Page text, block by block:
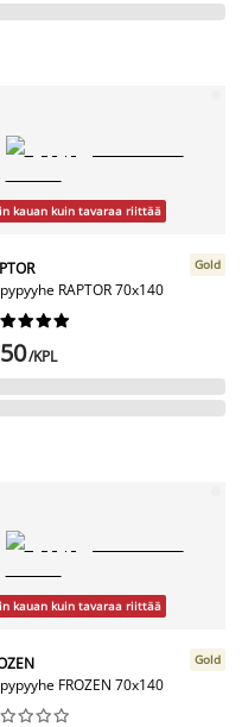
kauan kuin tavaraa riittää
RAPTOR 70x140
Gold





/KPL
kauan kuin tavaraa riittää
FROZEN 70x140
Gold




